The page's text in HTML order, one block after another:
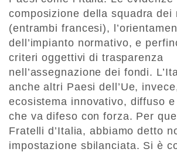
composizione della squadra dei
(entrambi francesi),
dell’impianto normativo, e
criteri oggettivi di trasparenza
nell’assegnazione dei fondi.
anche altri Paesi dell’Ue,
ecosistema innovativo, diffuso
che va difeso con forza. Per
Fratelli d’Italia, abbiamo detto
impostazione sbilanciata. Si è